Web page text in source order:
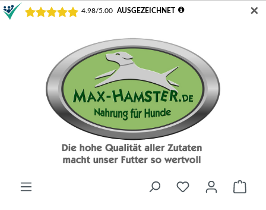
✕
Du hast 0